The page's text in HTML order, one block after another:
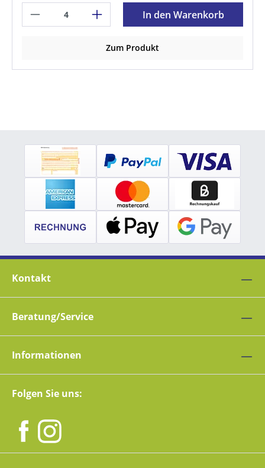
In den Warenkorb
Zum Produkt
Kontakt
Beratung/Service
Informationen
Folgen Sie uns: